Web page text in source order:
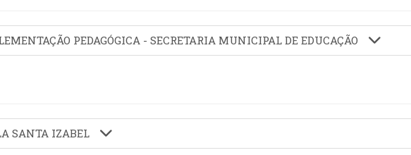
PEDAGÓGICA - SECRETARIA MUNICIPAL DE EDUCAÇÃO
SANTA IZABEL